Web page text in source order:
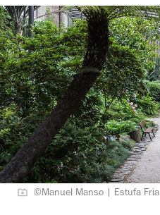
©Manuel Manso | Estufa Fria